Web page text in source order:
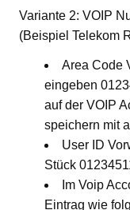
Variante 2: VOIP
(Beispiel Telekom
Area Code
eingeben
auf der VOIP
speichern mit
User ID
Stück
Im Voip
Eintrag wie